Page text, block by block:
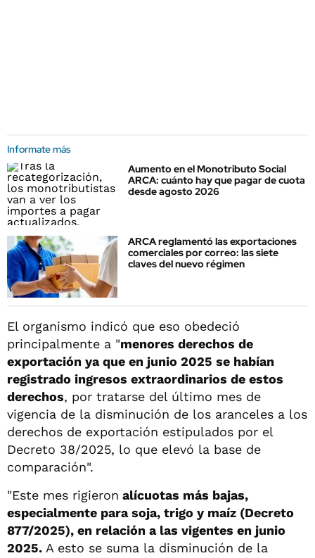
Informate más
Aumento en el Monotributo Social
ARCA: cuánto hay que pagar de cuota
desde agosto 2026
ARCA reglamentó las exportaciones
comerciales por correo: las siete
claves del nuevo régimen
El organismo indicó que eso obedeció
principalmente a "menores derechos de
exportación ya que en junio 2025 se habían
registrado ingresos extraordinarios de estos
derechos, por tratarse del último mes de
vigencia de la disminución de los aranceles a los
derechos de exportación estipulados por el
Decreto 38/2025, lo que elevó la base de
comparación".
"Este mes rigieron alícuotas más bajas,
especialmente para soja, trigo y maíz (Decreto
877/2025), en relación a las vigentes en junio
2025. A esto se suma la disminución de la